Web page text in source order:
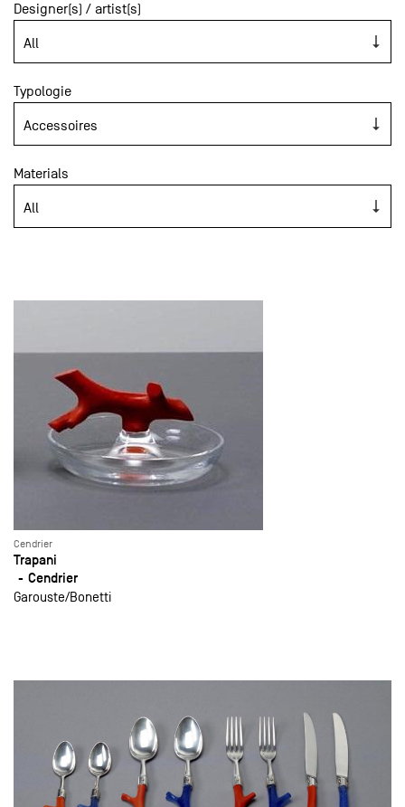
Designer(s) / artist(s)
Typologie
Materials
Cendrier
Trapani
Cendrier
Garouste Bonetti